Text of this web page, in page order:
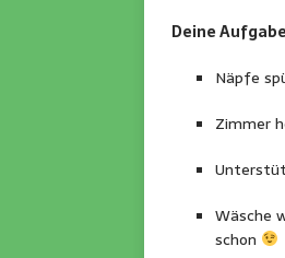
Deine
Näpfe
Zimmer
Wäsche
schon